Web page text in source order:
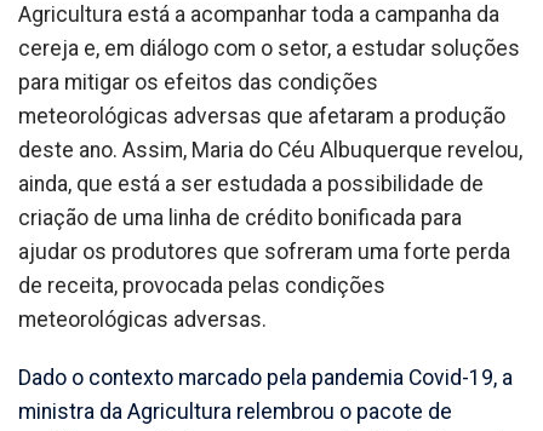
Agricultura está a acompanhar toda a campanha da
cereja e, em diálogo com o setor, a estudar soluções
para mitigar os efeitos das condições
meteorológicas adversas que afetaram a produção
deste ano. Assim, Maria do Céu Albuquerque revelou,
ainda, que está a ser estudada a possibilidade de
criação de uma linha de crédito bonificada para
ajudar os produtores que sofreram uma forte perda
de receita, provocada pelas condições
meteorológicas adversas.
Dado o contexto marcado pela pandemia Covid-19, a
ministra da Agricultura relembrou o pacote de